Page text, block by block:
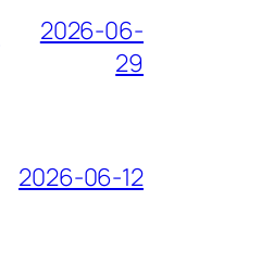
2026-06-
29
2026-06-12